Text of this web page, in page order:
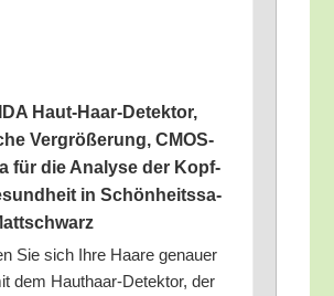
Haut-Haar-Detek­tor,
Ver­grö­ße­rung, CMOS-
für die Ana­ly­se der Kopf­
in Schön­heits­sa­
Sie sich Ihre Haa­re genau­er
dem Haut­haar-Detek­tor, der